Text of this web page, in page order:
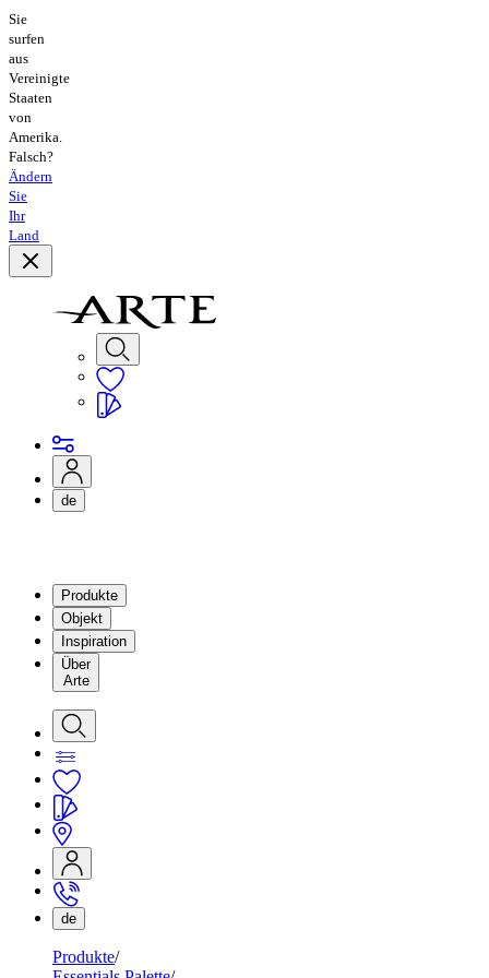
Sie
surfen
aus
Vereinigte
Staaten
von
Amerika.
Falsch?
Ändern
Sie
Ihr
Land
de
Produkte
Objekt
Inspiration
Über
Arte
de
Produkte